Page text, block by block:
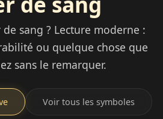
sang ? Lecture moderne :
ou quelque chose que
sans le remarquer.
Voir tous les symboles